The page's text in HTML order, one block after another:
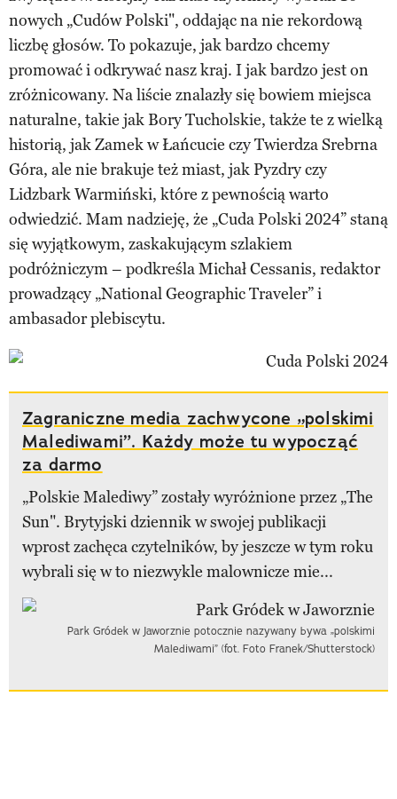
nowych „Cudów Polski", oddając na nie rekordową
liczbę głosów. To pokazuje, jak bardzo chcemy
promować i odkrywać nasz kraj. I jak bardzo jest on
zróżnicowany. Na liście znalazły się bowiem miejsca
naturalne, takie jak Bory Tucholskie, także te z wielką
historią, jak Zamek w Łańcucie czy Twierdza Srebrna
Góra, ale nie brakuje też miast, jak Pyzdry czy
Lidzbark Warmiński, które z pewnością warto
odwiedzić. Mam nadzieję, że „Cuda Polski 2024” staną
się wyjątkowym, zaskakującym szlakiem
podróżniczym – podkreśla Michał Cessanis, redaktor
prowadzący „National Geographic Traveler” i
ambasador plebiscytu.
Zagraniczne media zachwycone „polskimi
Malediwami”. Każdy może tu wypocząć
za darmo
„Polskie Malediwy” zostały wyróżnione przez „The
Sun". Brytyjski dziennik w swojej publikacji
wprost zachęca czytelników, by jeszcze w tym roku
wybrali się w to niezwykle malownicze mie...
Park Gródek w Jaworznie potocznie nazywany bywa „polskimi
Malediwami” (fot. Foto Franek/Shutterstock)